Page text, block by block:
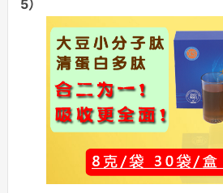
5）